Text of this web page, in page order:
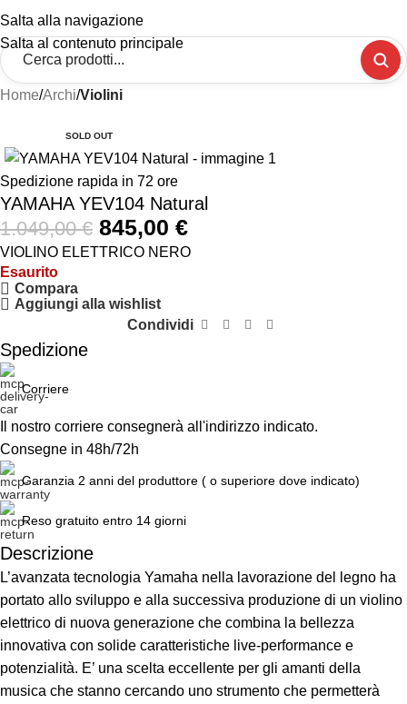
Salta alla navigazione
Salta al contenuto principale
Home Archi Violini
SOLD OUT
Spedizione rapida in 72 ore
YAMAHA YEV104 Natural
1.049,00€ 845,00 €
VIOLINO ELETTRICO NERO
Esaurito
Compara
Aggiungi alla wishlist
Condividi
Spedizione
Corriere
Il nostro corriere consegnerà all'indirizzo indicato.
Consegne in 48h/72h
Garanzia 2 anni del produttore ( o superiore dove indicato)
Reso gratuito entro 14 giorni
Unbeatable offers
Black Friday Blowout!
Descrizione
L’avanzata tecnologia Yamaha nella lavorazione del legno ha
portato allo sviluppo e alla successiva produzione di un violino
elettrico di nuova generazione che combina la bellezza
innovativa con solide caratteristiche live-performance e
potenzialità. E’ una scelta eccellente per gli amanti della
musica che stanno cercando uno strumento che permetterà